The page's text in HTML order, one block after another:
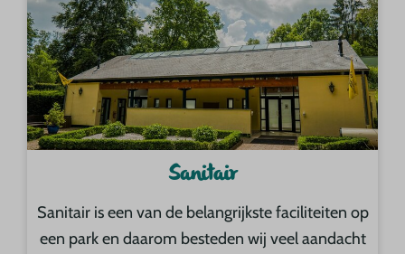
Sanitair
Sanitair is een van de belangrijkste faciliteiten op
een park en daarom besteden wij veel aandacht